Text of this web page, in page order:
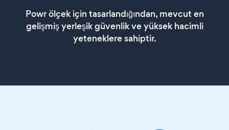
Powr ölçek için tasarlandığından, mevcut en
gelişmiş yerleşik güvenlik ve yüksek hacimli
yeteneklere sahiptir.